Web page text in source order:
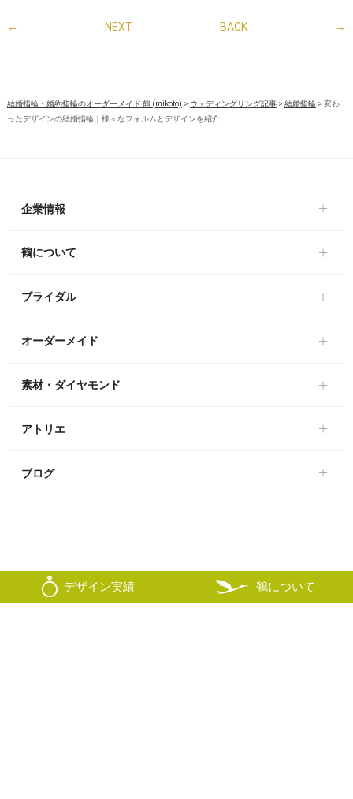
デザイン実績 鶴について
← NEXT →
BACK
結婚指輪・婚約指輪のオーダーメイド 鶴 (mikoto) > ウェディングリング記事> 結婚指輪> 変わ
ったデザインの結婚指輪｜様々なフォルムとデザインを紹介
企業情報
鶴について
ブライダル
オーダーメイド
素材・ダイヤモンド
アトリエ
ブログ